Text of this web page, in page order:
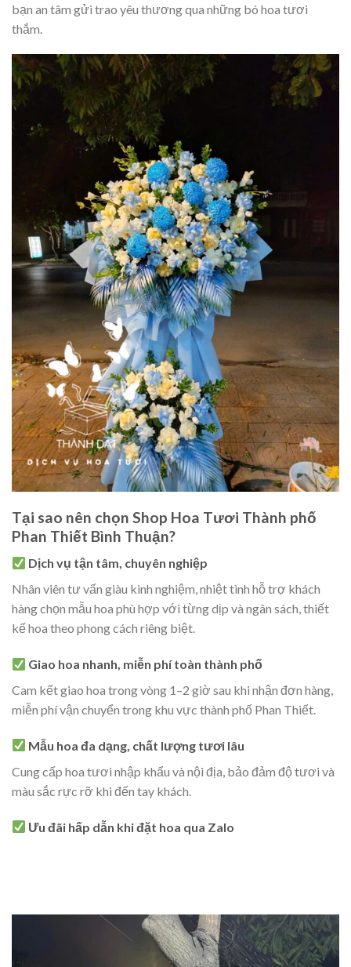
bạn an tâm gửi trao yêu thương qua những bó hoa tươi
thắm.
Tại sao nên chọn Shop Hoa Tươi Thành phố
Phan Thiết Bình Thuận?
Dịch vụ tận tâm, chuyên nghiệp
Nhân viên tư vấn giàu kinh nghiệm, nhiệt tình hỗ trợ khách
hàng chọn mẫu hoa phù hợp với từng dịp và ngân sách, thiết
kế hoa theo phong cách riêng biệt.
Giao hoa nhanh, miễn phí toàn thành phố
Cam kết giao hoa trong vòng 1–2 giờ sau khi nhận đơn hàng,
miễn phí vận chuyển trong khu vực thành phố Phan Thiết.
Mẫu hoa đa dạng, chất lượng tươi lâu
Cung cấp hoa tươi nhập khẩu và nội địa, bảo đảm độ tươi và
màu sắc rực rỡ khi đến tay khách.
Ưu đãi hấp dẫn khi đặt hoa qua Zalo